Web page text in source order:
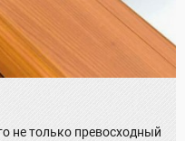
не только превосходный